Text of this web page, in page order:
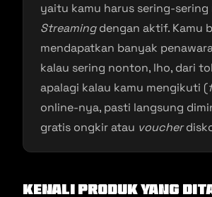
yaitu kamu harus sering-
Streamingdengan aktif. Kamu
mendapatkan banyak
kalau sering nonton, lho, dari
apalagi kalau kamu mengikuti (
online-nya, pasti langsung
gratis ongkir atau voucher
Kenali Produk yang